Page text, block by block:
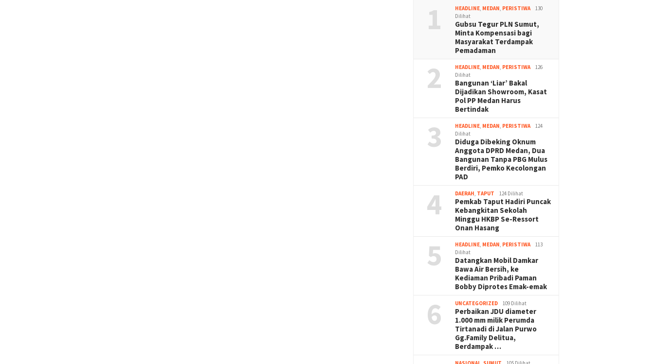
1 HEADLINE, MEDAN, PERISTIWA
130
Dilihat
Gubsu Tegur PLN Sumut,
Minta Kompensasi bagi
Masyarakat Terdampak
Pemadaman
2 HEADLINE, MEDAN, PERISTIWA
126
Dilihat
Bangunan ‘Liar’ Bakal
Dijadikan Showroom, Kasat
Pol PP Medan Harus
Bertindak
3 HEADLINE, MEDAN, PERISTIWA
124
Dilihat
Diduga Dibeking Oknum
Anggota DPRD Medan, Dua
Bangunan Tanpa PBG Mulus
Berdiri, Pemko Kecolongan
PAD
4 DAERAH, TAPUT 124 Dilihat
Pemkab Taput Hadiri Puncak
Kebangkitan Sekolah
Minggu HKBP Se-Ressort
Onan Hasang
5 HEADLINE, MEDAN, PERISTIWA
113
Dilihat
Datangkan Mobil Damkar
Bawa Air Bersih, ke
Kediaman Pribadi Paman
Bobby Diprotes Emak-emak
6 UNCATEGORIZED 109 Dilihat
Perbaikan JDU diameter
1.000 mm milik Perumda
Tirtanadi di Jalan Purwo
Gg.Family Delitua,
Berdampak …